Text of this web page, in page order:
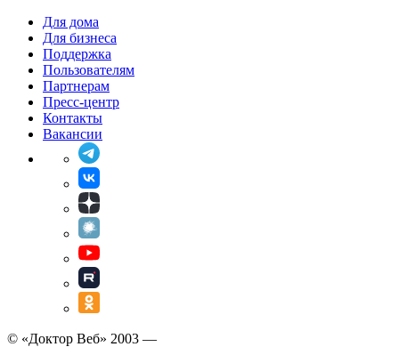
Для дома
Для бизнеса
Поддержка
Пользователям
Партнерам
Пресс-центр
Контакты
Вакансии
© «Доктор Веб» 2003 —